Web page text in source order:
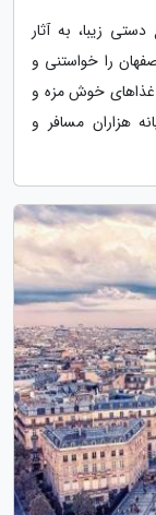
زیبا، به آثار
را خواستنی و
غذاهای خوش مزه و
هزاران مسافر و